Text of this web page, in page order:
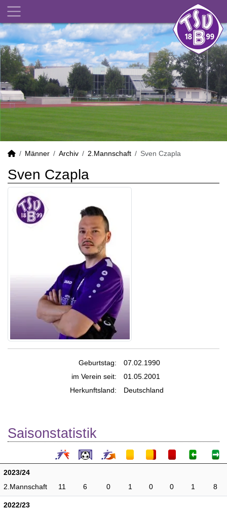
Männer Archiv 2.Mannschaft Sven Czapla
Sven Czapla
Geburtstag:
07.02.1990
im Verein seit:
01.05.2001
Herkunftsland:
Deutschland
Saisonstatistik
2023/24
2.Mannschaft
11 6 0 1 0 0 1 8
2022/23